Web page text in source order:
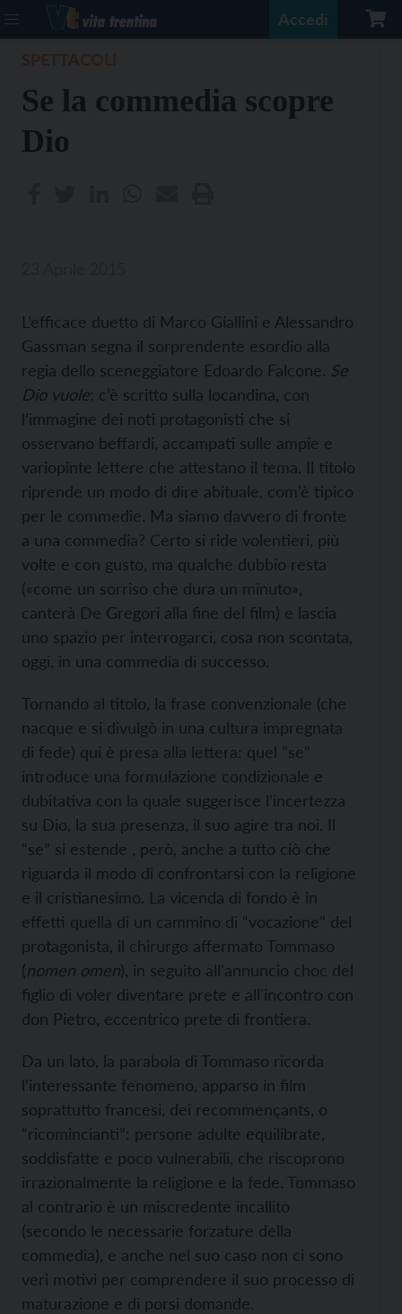
Accedi
Se la commedia scopre
Dio
L’efficace duetto di Marco Giallini e Alessandro
Gassman segna il sorprendente esordio alla
regia dello sceneggiatore Edoardo Falcone. Se
Dio vuole: c’è scritto sulla locandina, con
l’immagine dei noti protagonisti che si
osservano beffardi, accampati sulle ampie e
variopinte lettere che attestano il tema. Il titolo
riprende un modo di dire abituale, com’è tipico
per le commedie. Ma siamo davvero di fronte
a una commedia? Certo si ride volentieri, più
volte e con gusto, ma qualche dubbio resta
(«come un sorriso che dura un minuto»,
canterà De Gregori alla fine del film) e lascia
uno spazio per interrogarci, cosa non scontata,
oggi, in una commedia di successo.
Tornando al titolo, la frase convenzionale (che
nacque e si divulgò in una cultura impregnata
di fede) qui è presa alla lettera: quel “se”
introduce una formulazione condizionale e
dubitativa con la quale suggerisce l’incertezza
su Dio, la sua presenza, il suo agire tra noi. Il
“se” si estende , però, anche a tutto ciò che
riguarda il modo di confrontarsi con la religione
e il cristianesimo. La vicenda di fondo è in
effetti quella di un cammino di “vocazione” del
protagonista, il chirurgo affermato Tommaso
(nomen omen), in seguito all'annuncio choc del
figlio di voler diventare prete e all'incontro con
don Pietro, eccentrico prete di frontiera.
Da un lato, la parabola di Tommaso ricorda
l’interessante fenomeno, apparso in film
soprattutto francesi, dei recommençants, o
“ricomincianti”: persone adulte equilibrate,
soddisfatte e poco vulnerabili, che riscoprono
irrazionalmente la religione e la fede. Tommaso
al contrario è un miscredente incallito
(secondo le necessarie forzature della
commedia), e anche nel suo caso non ci sono
veri motivi per comprendere il suo processo di
maturazione e di porsi domande.